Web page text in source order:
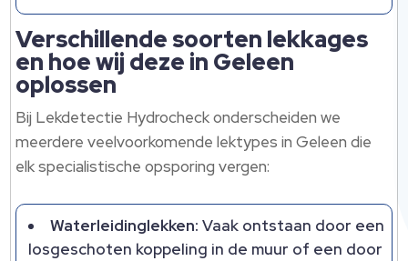
Verschillende soorten lekkages
en hoe wij deze in Geleen
oplossen
Bij Lekdetectie Hydrocheck onderscheiden we
meerdere veelvoorkomende lektypes in Geleen die
elk specialistische opsporing vergen:
Waterleidinglekken: Vaak ontstaan door een
losgeschoten koppeling in de muur of een door